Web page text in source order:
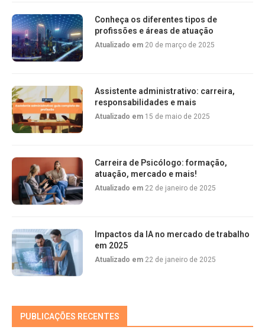
Conheça os diferentes tipos de
profissões e áreas de atuação
Atualizado em 20 de março de 2025
Assistente administrativo: carreira,
responsabilidades e mais
Atualizado em 15 de maio de 2025
Carreira de Psicólogo: formação,
atuação, mercado e mais!
Atualizado em 22 de janeiro de 2025
Impactos da IA no mercado de trabalho
em 2025
Atualizado em 22 de janeiro de 2025
PUBLICAÇÕES RECENTES